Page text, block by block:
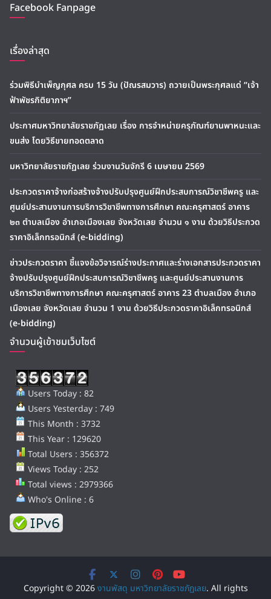
Facebook Fanpage
เรื่องล่าสุด
ร่วมพิธีบำเพ็ญกุศล ครบ 15 วัน (ปัณรสมวาร) ถวายเป็นพระกุศลแด่ “เจ้า
ฟ้าพัชรกิติยาภาฯ”
ประกาศมหาวิทยาลัยราชภัฏเลย เรื่อง การจำหน่ายครุภัณฑ์ยานพาหนะและ
ขนส่ง โดยวิธีขายทอดตลาด
มหาวิทยาลัยราชภัฏเลย ร่วมงานวันจักรี 6 เมษายน 2569
ประกวดราคาจ้างก่อสร้างจ้างปรับปรุงศูนย์ฝึกประสบการณ์วิชาชีพครู และ
ศูนย์ประสานงานการบริการวิชาชีพทางการศึกษา คณะครุศาสตร์ อาคาร
๒๓ ตำบลเมือง อำเภอเมืองเลย จังหวัดเลย จำนวน ๑ งาน ด้วยวิธีประกวด
ราคาอิเล็กทรอนิกส์ (e-bidding)
ข่าวประกวดราคา ชี้แจงข้อวิจารณ์ร่างประกาศและร่างเอกสารประกวดราคา
จ้างปรับปรุงศูนย์ฝึกประสบการณ์วิชาชีพครู และศูนย์ประสานงานการ
บริการวิชาชีพทางการศึกษา คณะครุศาสตร์ อาคาร 23 ตำบลเมือง อำเภอ
เมืองเลย จังหวัดเลย จำนวน 1 งาน ด้วยวิธีประกวดราคาอิเล็กทรอนิกส์
(e-bidding)
จำนวนผู้เข้าชมเว็บไซต์
Users Today : 82
Users Yesterday : 749
This Month : 3732
This Year : 129620
Total Users : 356372
Views Today : 252
Total views : 2979366
Who's Online : 6
Copyright © 2026งานพัสดุ มหาวิทยาลัยราชภัฏเลย. All rights